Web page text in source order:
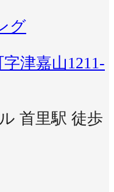
グ
津嘉山1211-
首里駅 徒歩